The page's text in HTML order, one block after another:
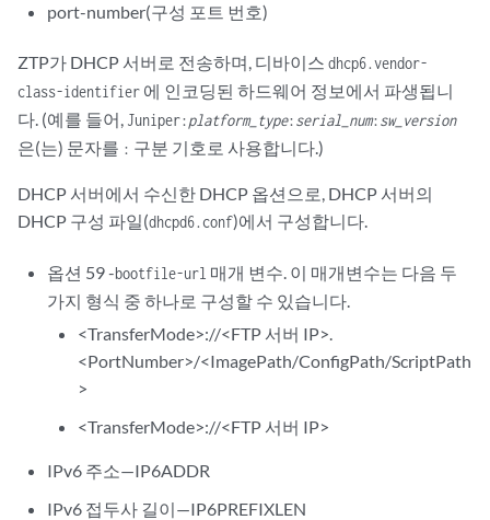
port-number(구성 포트 번호)
ZTP가 DHCP 서버로 전송하며, 디바이스 dhcp6.vendor-
class-identifier 에 인코딩된 하드웨어 정보에서 파생됩니
다. (예를 들어, Juniper:platform_type:serial_num:sw_version
은(는) 문자를 : 구분 기호로 사용합니다.)
DHCP 서버에서 수신한 DHCP 옵션으로, DHCP 서버의
DHCP 구성 파일(dhcpd6.conf)에서 구성합니다.
옵션 59 -bootfile-url 매개 변수. 이 매개변수는 다음 두
가지 형식 중 하나로 구성할 수 있습니다.
<TransferMode>://<FTP 서버 IP>.
<PortNumber>/<ImagePath/ConfigPath/ScriptPath
>
<TransferMode>://<FTP 서버 IP>
IPv6 주소—IP6ADDR
IPv6 접두사 길이—IP6PREFIXLEN